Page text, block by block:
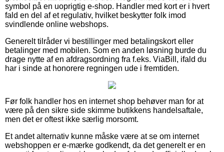
symbol på en uoprigtig e-shop. Handler med kort er i hvert
fald en del af et regulativ, hvilket beskytter folk imod
svindlende online webshops.
Generelt tilråder vi bestillinger med betalingskort eller
betalinger med mobilen. Som en anden løsning burde du
drage nytte af en afdragsordning fra f.eks. ViaBill, ifald du
har i sinde at honorere regningen ude i fremtiden.
Før folk handler hos en internet shop behøver man for at
være på den sikre side skimme butikkens handelsaftale,
men det er oftest ikke særlig morsomt.
Et andet alternativ kunne måske være at se om internet
webshoppen er e-mærke godkendt, da det generelt er en